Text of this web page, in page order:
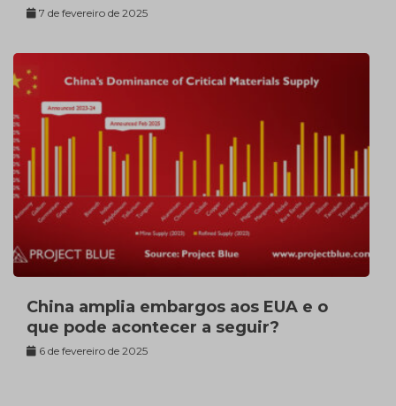
7 de fevereiro de 2025
China amplia embargos aos EUA e o
que pode acontecer a seguir?
6 de fevereiro de 2025